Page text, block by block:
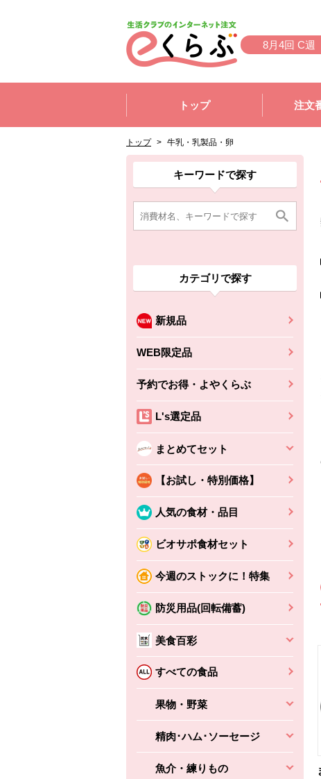
8月4回 C週
トップ
注文
トップ > 牛乳・乳製品・卵
ここから消費材検索メニューです。
キーワードで探す
カテゴリで探す
新規品
WEB限定品
予約でお得・よやくらぶ
L's選定品
まとめてセット
【お試し・特別価格】
人気の食材・品目
ビオサポ食材セット
今週のストックに！特集
防災用品(回転備蓄)
美食百彩
すべての食品
果物・野菜
精肉･ハム･ソーセージ
魚介・練りもの
消費材検索メニューここまで。
ここから本文です。
ここから組合員向けメニューです。
組合員向けメニューここまで。
ここから本文です。
ちょこっと揚げ（香
バルサミコ